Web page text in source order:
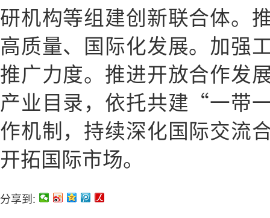
研机构等组建创新联合体。
高质量、国际化发展。加强
推广力度。推进开放合作发
产业目录，依托共建“一带
作机制，持续深化国际交流
开拓国际市场。
分享到: